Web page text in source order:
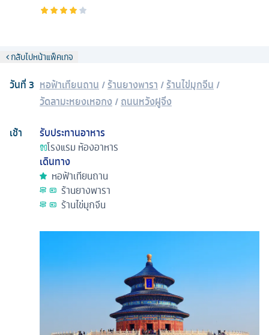
กลับไปหน้าแพ็คเกจ
วันที่3 หอฟ้าเทียนถาน /ร้านยางพารา /ร้านไข่มุกจีน /
วัดลามะหยงเหอกง/ถนนหวังฝูจิ่ง
เช้า
รับประทานอาหาร
โรงแรม ห้องอาหาร
เดินทาง
หอฟ้าเทียนถาน
ร้านยางพารา
ร้านไข่มุกจีน